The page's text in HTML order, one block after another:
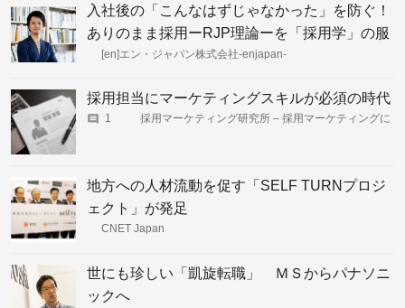
入社後の「こんなはずじゃなかった」を防ぐ！
ありのまま採用ーRJP理論ーを「採用学」の服
部准教授に聞く
[en]エン・ジャパン株式会社-enjapan-
採用担当にマーケティングスキルが必須の時代
1
採用マーケティング研究所 – 採用マーケティングに
地方への人材流動を促す「SELF TURNプロジ
ェクト」が発足
CNET Japan
世にも珍しい「凱旋転職」 ＭＳからパナソニ
ックへ